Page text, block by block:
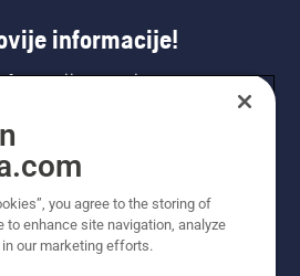
informacije!
o novim
za naš bilten.
you agree to the storing of
to enhance site navigation, analyze
our marketing efforts.